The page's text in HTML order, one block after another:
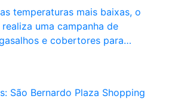
temperaturas mais baixas, o
uma campanha de
e cobertores para…
São Bernardo Plaza Shopping